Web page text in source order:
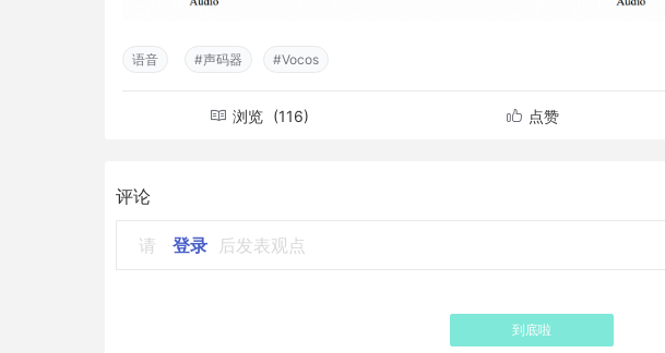
语音 #声码器 #Vocos
浏览 (116) 点赞
评论
请 登录 后发表观点
到底啦